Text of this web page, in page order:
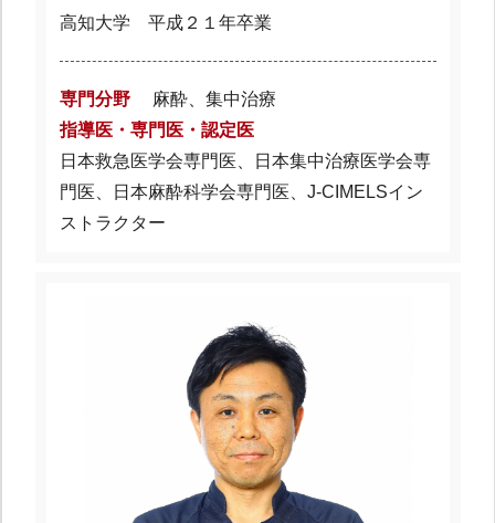
高知大学 平成２１年卒業
専門分野
麻酔、集中治療
指導医・専門医・認定医
日本救急医学会専門医、日本集中治療医学会専
門医、日本麻酔科学会専門医、J-CIMELSイン
ストラクター